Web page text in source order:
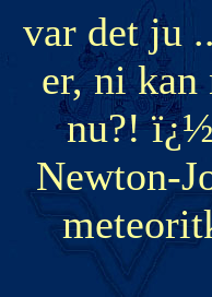
var det ju
er, ni kan
nu?!
Newton-